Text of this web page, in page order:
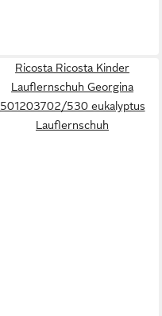
Ricosta Ricosta Kinder
Lauflernschuh Georgina
501203702/530 eukalyptus
Lauflernschuh